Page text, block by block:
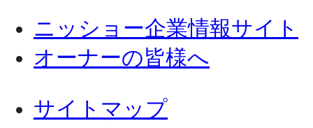
ニッショー企業情報サイト
オーナーの皆様へ
サイトマップ